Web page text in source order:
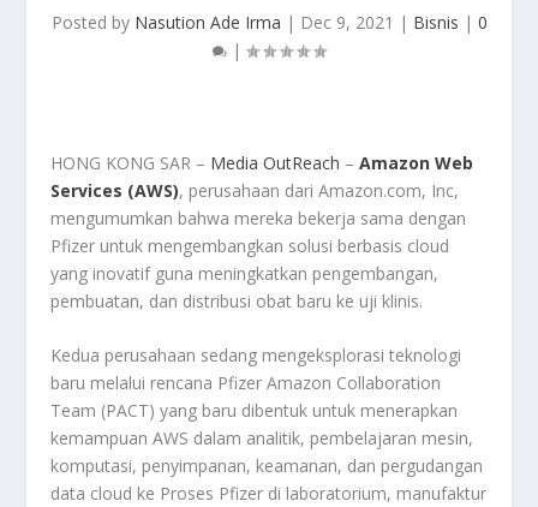
Posted by Nasution Ade Irma | Dec 9, 2021 | Bisnis | 0
|
HONG KONG SAR – Media OutReach –Amazon Web
Services (AWS), perusahaan dari Amazon.com, Inc,
mengumumkan bahwa mereka bekerja sama dengan
Pfizer untuk mengembangkan solusi berbasis cloud
yang inovatif guna meningkatkan pengembangan,
pembuatan, dan distribusi obat baru ke uji klinis.
Kedua perusahaan sedang mengeksplorasi teknologi
baru melalui rencana Pfizer Amazon Collaboration
Team (PACT) yang baru dibentuk untuk menerapkan
kemampuan AWS dalam analitik, pembelajaran mesin,
komputasi, penyimpanan, keamanan, dan pergudangan
data cloud ke Proses Pfizer di laboratorium, manufaktur